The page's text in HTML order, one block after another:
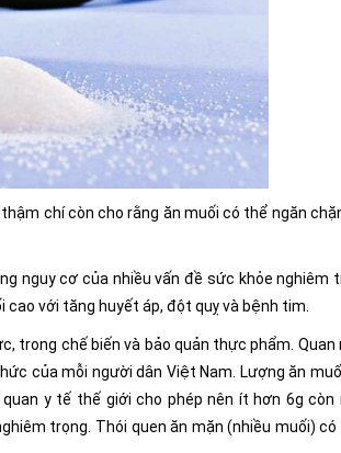
chí còn cho rằng ăn muối có thể ngăn
nguy cơ của nhiều vấn đề sức khỏe nghiêm
với tăng huyết áp, đột quỵ và bệnh tim.
trong chế biến và bảo quản thực phẩm. Quan
của mỗi người dân Việt Nam. Lượng ăn
y tế thế giới cho phép nên ít hơn 6g còn
trọng. Thói quen ăn mặn (nhiều muối) có